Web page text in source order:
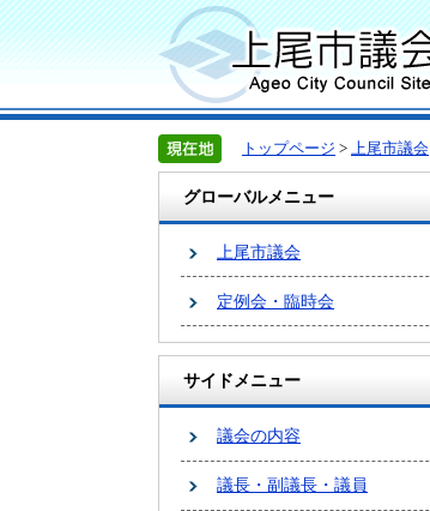
トップページ > 上尾市議会
グローバルメニュー
上尾市議会
定例会・臨時会
サイドメニュー
議会の内容
議長・副議長・議員